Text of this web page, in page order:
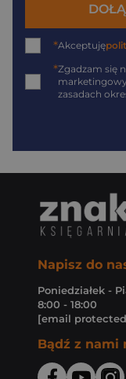
*Akceptuję
*Zgadzam się
zasadach
Napisz do
Poniedziałek -
8:00 - 18:00
[email
Bądź z nami